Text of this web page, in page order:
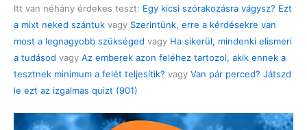
Itt van néhány érdekes teszt: Egy kicsi szórakozásra vágysz? Ezt
a mixt neked szántuk vagy Szerintünk, erre a kérdésekre van
most a legnagyobb szükséged vagy Ha sikerül, mindenki elismeri
a tudásod vagy Az emberek azon feléhez tartozol, akik ennek a
tesztnek minimum a felét teljesítik? vagy Van pár perced? Játszd
le ezt az izgalmas quizt (901)